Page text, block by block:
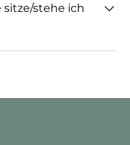
stehe ich